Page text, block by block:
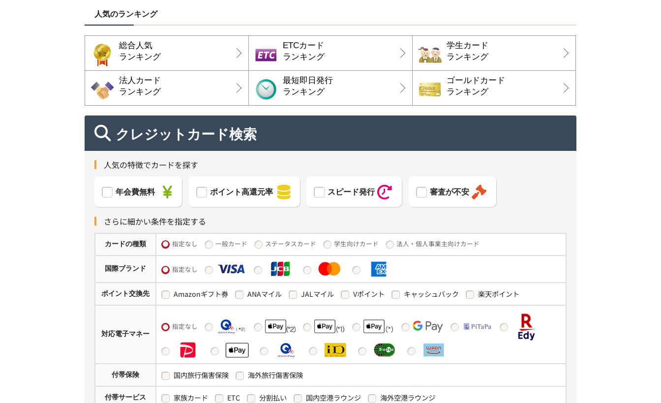
人気のランキング
総合人気
ランキング
ETCカード
ランキング
学生カード
ランキング
法人カード
ランキング
最短即日発行
ランキング
ゴールドカード
ランキング
クレジットカード検索
人気の特徴でカードを探す
年会費無料 ポイント高還元率 スピード発行 審査が不安
さらに細かい条件を指定する
カードの種類 指定なし 一般カード ステータスカード 学生向けカード 法人・個人事業主向けカード
国際ブランド 指定なし
ポイント交換先 Amazonギフト券 ANAマイル JALマイル Vポイント キャッシュバック 楽天ポイント
対応電子マネー
指定なし
付帯保険 国内旅行傷害保険 海外旅行傷害保険
付帯サービス 家族カード ETC 分割払い 国内空港ラウンジ 海外空港ラウンジ